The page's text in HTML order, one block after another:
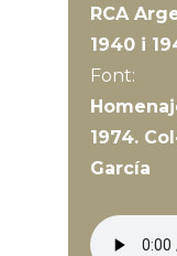
RCA
1940 i
Font:
1974.
García